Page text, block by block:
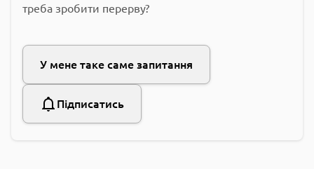
треба зробити перерву?
У мене таке саме запитання
Підписатись